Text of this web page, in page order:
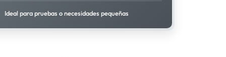
Ideal para pruebas o necesidades pequeñas